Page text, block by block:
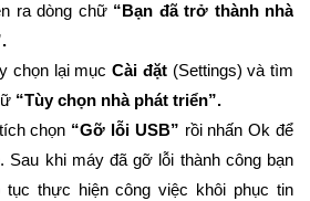
ra dòng chữ “Bạn đã trở thành nhà
chọn lại mụcCài đặt (Settings) và tìm
“Tùy chọn nhà phát triển”.
chọn “Gỡ lỗi USB” rồi nhấn Ok để
Sau khi máy đã gỡ lỗi thành công bạn
tục thực hiện công việc khôi phục tin